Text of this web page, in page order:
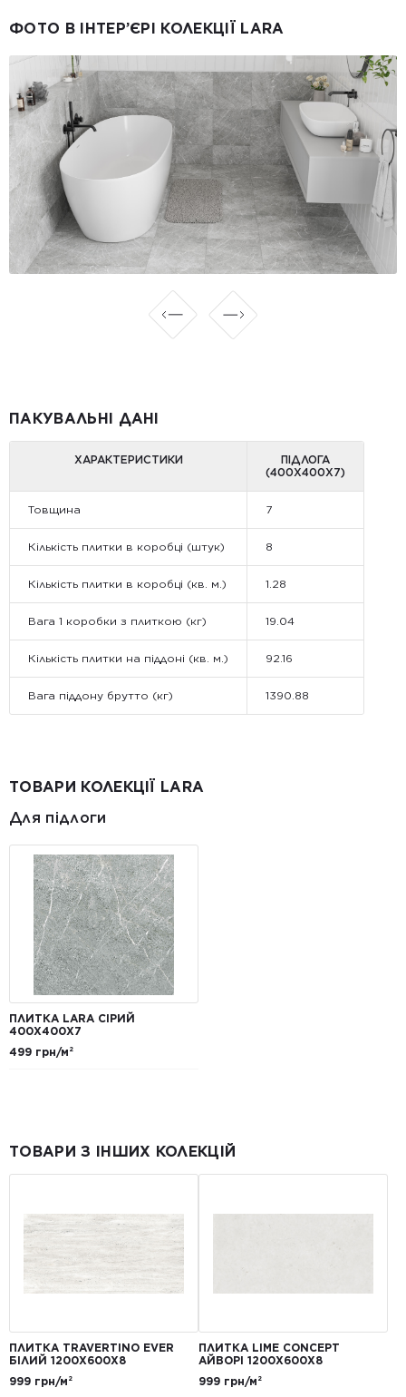
ФОТО В ІНТЕР’ЄРІ КОЛЕКЦІЇ LARA
ПАКУВАЛЬНІ ДАНІ
ХАРАКТЕРИСТИКИ
ПІДЛОГА
(400Х400Х7)
Товщина 7
Кількість плитки в коробці (штук) 8
Кількість плитки в коробці (кв. м.) 1.28
Вага 1 коробки з плиткою (кг) 19.04
Кількість плитки на піддоні (кв. м.) 92.16
Вага піддону брутто (кг) 1390.88
ТОВАРИ КОЛЕКЦІЇ LARA
Для підлоги
ПЛИТКА LARA СІРИЙ
400Х400X7
499 грн/м²
ТОВАРИ З ІНШИХ КОЛЕКЦІЙ
ПЛИТКА TRAVERTINO EVER
БІЛИЙ 1200Х600Х8
999 грн/м²
ПЛИТКА LIME CONCEPT
АЙВОРІ 1200Х600Х8
999 грн/м²